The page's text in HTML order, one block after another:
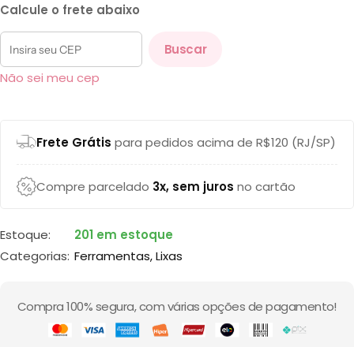
Calcule o frete abaixo
Buscar
Não sei meu cep
Frete Grátis para pedidos acima de R$120 (RJ/SP)
Compre parcelado 3x, sem juros no cartão
Estoque:
201 em estoque
Categorias: Ferramentas,Lixas
Compra 100% segura, com várias opções de pagamento!